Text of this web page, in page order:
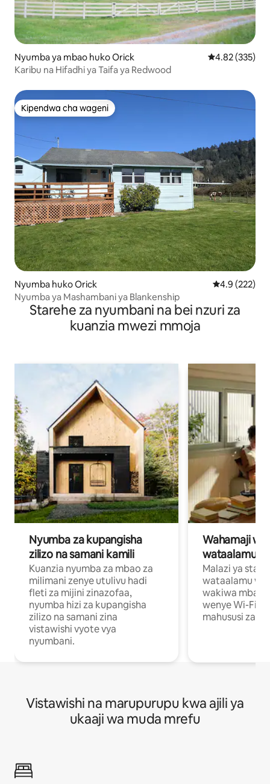
Nyumba ya mbao huko Orick Ukadiriaji wa
4.82 (335)
Karibu na Hifadhi ya Taifa ya Redwood
Kipendwa cha wageni
Kipendwa cha wageni
Nyumba huko Orick Ukadiriaji wa
4.9 (222)
Nyumba ya Mashambani ya Blankenship
Starehe za nyumbani na bei nzuri za
kuanzia mwezi mmoja
Nyumba za kupangisha
zilizo na samani kamili
Kuanzia nyumba za mbao za
milimani zenye utulivu hadi
fleti za mijini zinazofaa,
nyumba hizi za kupangisha
zilizo na samani zina
vistawishi vyote vya
nyumbani.
Wahamaji
wataalamu
Malazi ya
wataalamu
wakiwa mbali
wenye Wi-Fi
mahususi za
Vistawishi na marupurupu kwa ajili ya
ukaaji wa muda mrefu